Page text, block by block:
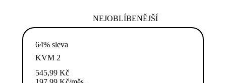
NEJOBLÍBENĚJŠÍ
64% sleva
KVM 2
545,99 Kč